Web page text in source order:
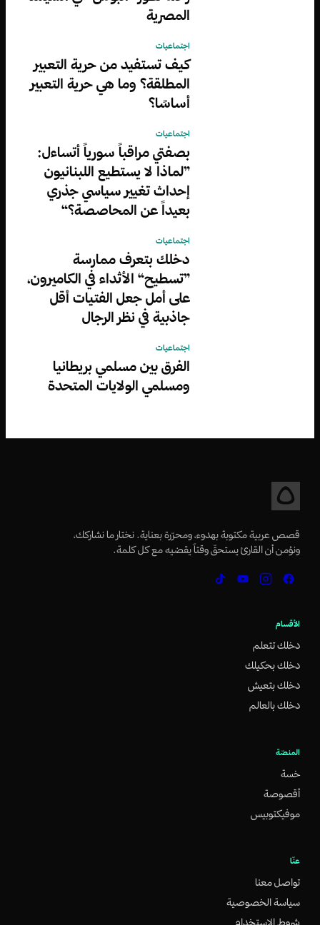
المصرية
اجتماعيات
كيف تستفيد من حرية التعبير
المطلقة؟ وما هي حرية التعبير
أساسًا؟
اجتماعيات
بصفتي مراقباً سورياً أتساءل:
”لماذا لا يستطيع اللبنانيون
إحداث تغيير سياسي جذري
بعيداً عن المحاصصة؟“
اجتماعيات
دخلك بتعرف ممارسة
”تسطيح“ الأثداء في الكاميرون،
على أمل جعل الفتيات أقل
جاذبية في نظر الرجال
اجتماعيات
الفرق بين مسلمي بريطانيا
ومسلمي الولايات المتحدة
قصص عربية مكتوبة بهدوء، ومحرّرة بعناية. نختار ما نشاركك،
ونؤمن أن القارئ يستحقّ وقتاً يقضيه مع كل كلمة.
الأقسام
دخلك تتعلم
دخلك بحكيلك
دخلك بتعيش
دخلك بالعالم
المنصّة
خسة
أقصوصة
موفيكتوبيس
عنّا
تواصل معنا
سياسة الخصوصية
شروط الاستخدام